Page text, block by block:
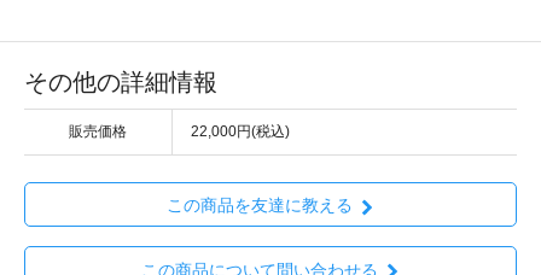
その他の詳細情報
販売価格 22,000円(税込)
この商品を友達に教える
この商品について問い合わせる